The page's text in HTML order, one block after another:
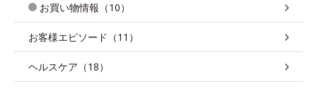
お買い物情報（10）
お客様エピソード（11）
ヘルスケア（18）